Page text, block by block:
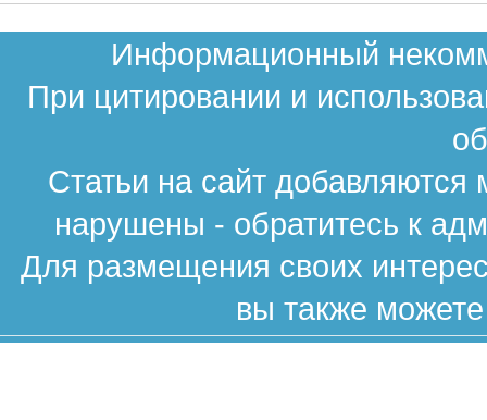
Информационный
При цитировании и
Статьи на сайт
нарушены - обратитесь к
Для размещения своих
вы также